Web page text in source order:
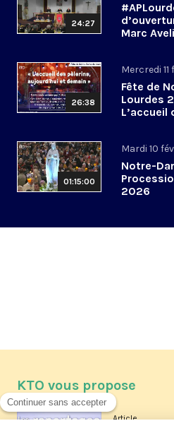
24:27
Marc
26:38
Mercredi
Fête de
Lourdes
L’accueil
01:15:00
Mardi 10
Notre-
2026
KTO vous propose
Article